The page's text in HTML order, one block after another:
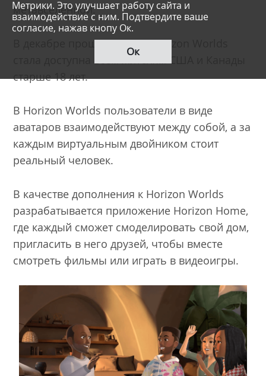
метавселенной.
В декабре прошлого года Horizon Worlds
стала доступна всем жителям США и Канады
старше 18 лет.
В Horizon Worlds пользователи в виде
аватаров взаимодействуют между собой, а за
каждым виртуальным двойником стоит
реальный человек.
В качестве дополнения к Horizon Worlds
разрабатывается приложение Horizon Home,
где каждый сможет смоделировать свой дом,
пригласить в него друзей, чтобы вместе
смотреть фильмы или играть в видеоигры.
Метрики. Это улучшает работу сайта и
взаимодействие с ним. Подтвердите ваше
согласие, нажав кнопу Ок.
Ок